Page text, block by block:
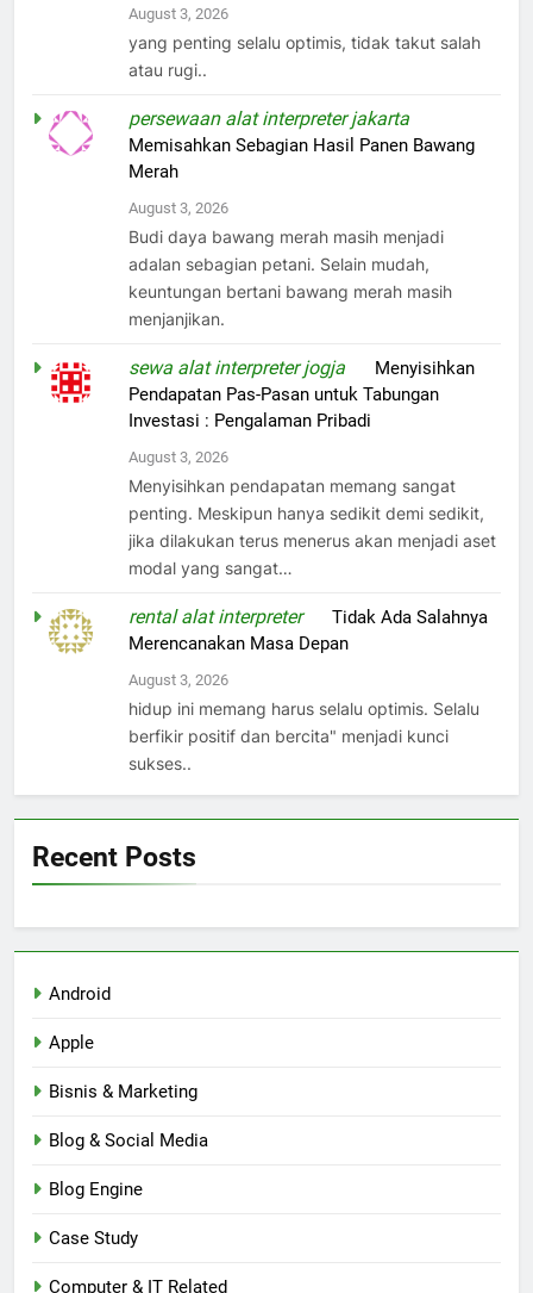
August 3, 2026
yang penting selalu optimis, tidak takut salah
atau rugi..
persewaan alat interpreter jakarta
Memisahkan Sebagian Hasil Panen Bawang
Merah
August 3, 2026
Budi daya bawang merah masih menjadi
adalan sebagian petani. Selain mudah,
keuntungan bertani bawang merah masih
menjanjikan.
sewa alat interpreter jogja
Menyisihkan
Pendapatan Pas-Pasan untuk Tabungan
Investasi : Pengalaman Pribadi
August 3, 2026
Menyisihkan pendapatan memang sangat
penting. Meskipun hanya sedikit demi sedikit,
jika dilakukan terus menerus akan menjadi aset
modal yang sangat…
rental alat interpreteronTidak Ada Salahnya
Merencanakan Masa Depan
August 3, 2026
hidup ini memang harus selalu optimis. Selalu
berfikir positif dan bercita" menjadi kunci
sukses..
Recent Posts
Android
Apple
Bisnis & Marketing
Blog & Social Media
Blog Engine
Case Study
Computer & IT Related